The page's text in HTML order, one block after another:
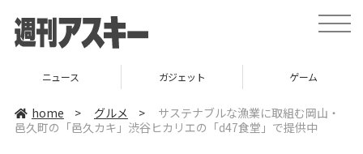
t
o
v
ニュース ガジェット ゲーム
home > グルメ >
サステナブルな漁業に取組む岡山・
邑久町の「邑久カキ」渋谷ヒカリエの「d47食堂」で提供中